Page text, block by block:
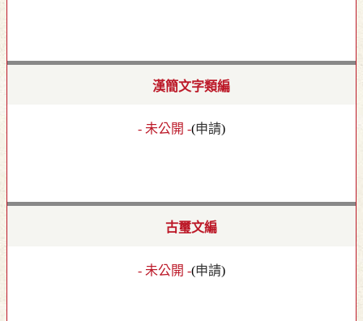
漢簡文字類編
- 未公開 -(申請)
古璽文編
- 未公開 -(申請)